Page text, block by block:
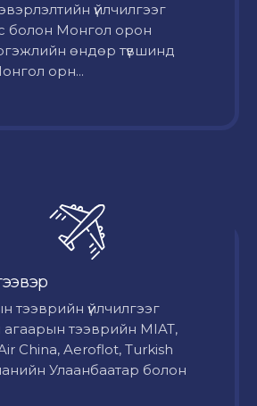
үйлчилгээг
болон Монгол орон
өндөр түвшинд
орн...
тээврийн үйлчилгээг
тээврийн MIAT,
China, Aeroflot, Turkish
Улаанбаатар болон